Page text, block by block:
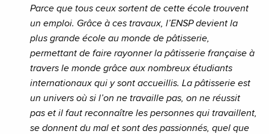
Parce que tous ceux sortent de cette école trouvent
un emploi. Grâce à ces travaux, l’ENSP devient la
plus grande école au monde de pâtisserie,
permettant de faire rayonner la pâtisserie française à
travers le monde grâce aux nombreux étudiants
internationaux qui y sont accueillis. La pâtisserie est
un univers où si l’on ne travaille pas, on ne réussit
pas et il faut reconnaître les personnes qui travaillent,
se donnent du mal et sont des passionnés, quel que